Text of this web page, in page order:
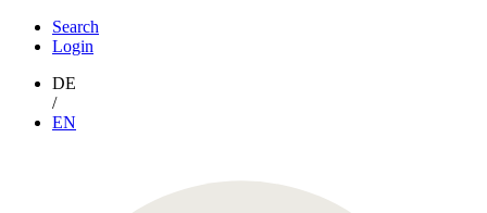
Search
Login
DE
/
EN